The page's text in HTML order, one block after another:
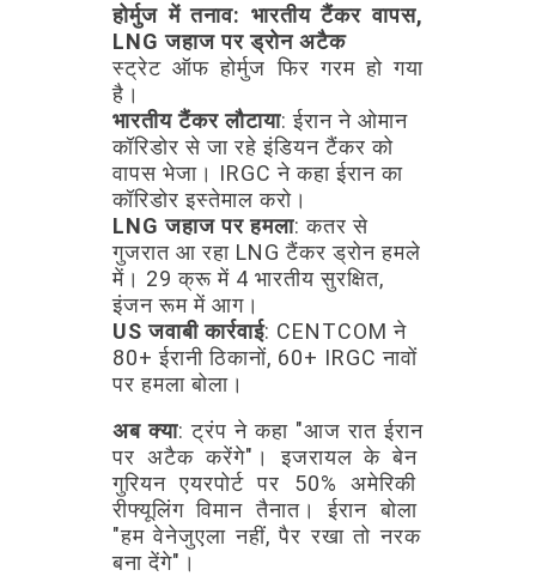
होर्मुज मेंतनाव: भारतीयटैंकर वापस,
LNG जहाजपरड्रोनअटैक
स्ट्रेट ऑफ होर्मुज फिर गरमहोगया
है।
भारतीयटैंकरलौटाया: ईरानने ओमान
कॉरिडोर सेजारहे इंडियनटैंकर को
वापस भेजा। IRGC नेकहाईरानका
कॉरिडोर इस्तेमाल करो।
LNG जहाजपरहमला: कतर से
गुजरात आरहा LNG टैंकर ड्रोनहमले
में। 29 क्रूमें 4 भारतीयसुरक्षित,
इंजनरूममें आग।
US जवाबीकार्रवाई: CENTCOM ने
80+ ईरानीठिकानों, 60+ IRGC नावों
पर हमलाबोला।
अब क्या: ट्रंप ने कहा "आज रात ईरान
पर अटैककरेंगे"। इजरायल के बेन
गुरियन एयरपोर्ट पर 50% अमेरिकी
रीफ्यूलिंग विमान तैनात। ईरान बोला
"हम वेनेजुएला नहीं, पैर रखातो नरक
बनादेंगे"।